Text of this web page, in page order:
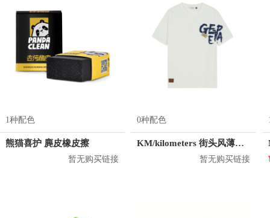
1种配色
熊猫喜护 麂皮橡皮擦
暂无购买链接
0种配色
KM/kilometers 街头风薄款印花短袖T恤 男女同款 M2X2108248
暂无购买链接